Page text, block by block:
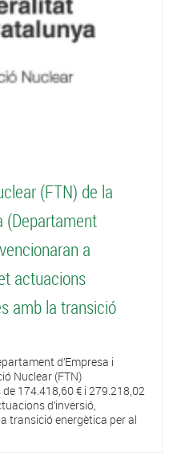
(FTN) de la
(Departament
a
actuacions
amb la transició
d’Empresa i
Nuclear (FTN)
174.418,60 € i 279.218,02
d’inversió,
transició energètica per al